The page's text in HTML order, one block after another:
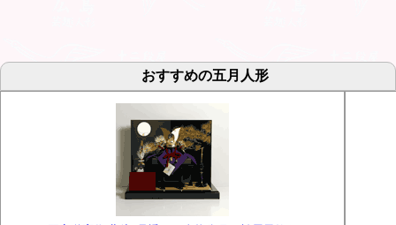
おすすめの五月人形